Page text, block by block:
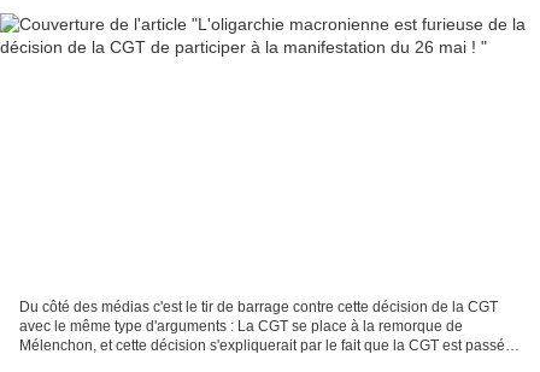
Du côté des médias c'est le tir de barrage contre cette décision de la CGT
avec le même type d'arguments : La CGT se place à la remorque de
Mélenchon, et cette décision s'expliquerait par le fait que la CGT est passé